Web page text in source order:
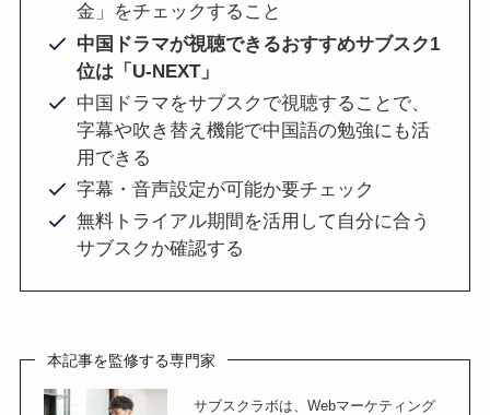
金」をチェックすること
中国ドラマが視聴できるおすすめサブスク1
位は「U-NEXT」
中国ドラマをサブスクで視聴することで、
字幕や吹き替え機能で中国語の勉強にも活
用できる
字幕・音声設定が可能か要チェック
無料トライアル期間を活用して自分に合う
サブスクか確認する
本記事を監修する専門家
サブスクラボは、Webマーケティング